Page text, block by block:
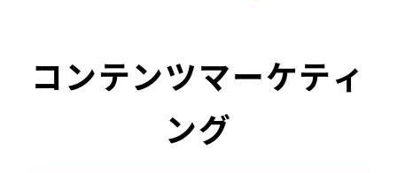
コンテンツマーケティ
ング